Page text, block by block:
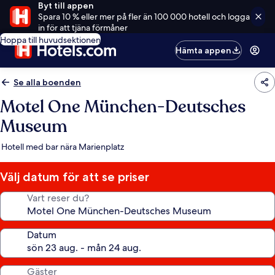
Byt till appen
Spara 10 % eller mer på fler än 100 000 hotell och logga
in för att tjäna förmåner
Hoppa till huvudsektionen
Hämta appen
Se alla boenden
Motel One München-Deutsches
Museum
Hotell med bar nära Marienplatz
Välj datum för att se priser
Vart reser du?
Datum
Gäster